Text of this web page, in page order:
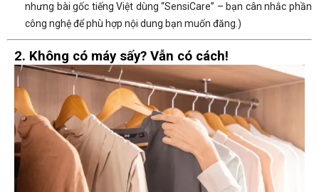
nhưng bài gốc tiếng Việt dùng “SensiCare” – bạn cân nhắc phần
công nghệ để phù hợp nội dung bạn muốn đăng.)
2. Không có máy sấy? Vẫn có cách!